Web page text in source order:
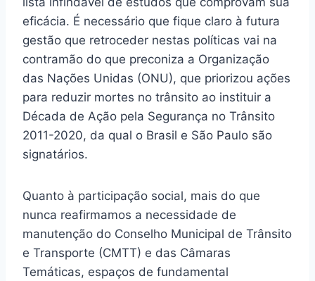
eficácia. É necessário que fique claro à futura
gestão que retroceder nestas políticas vai na
contramão do que preconiza a Organização
das Nações Unidas (ONU), que priorizou ações
para reduzir mortes no trânsito ao instituir a
Década de Ação pela Segurança no Trânsito
2011-2020, da qual o Brasil e São Paulo são
signatários.
Quanto à participação social, mais do que
nunca reafirmamos a necessidade de
manutenção do Conselho Municipal de Trânsito
e Transporte (CMTT) e das Câmaras
Temáticas, espaços de fundamental